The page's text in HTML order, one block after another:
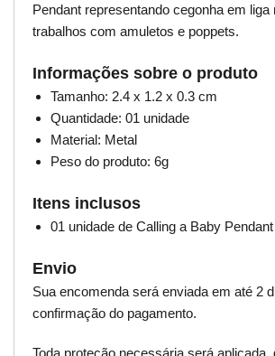
Pendant representando cegonha em liga
trabalhos com amuletos e poppets.
Informações sobre o produto
Tamanho: 2.4 x 1.2 x 0.3 cm
Quantidade: 01 unidade
Material: Metal
Peso do produto: 6g
Itens inclusos
01 unidade de Calling a Baby Pendant
Envio
Sua encomenda será enviada em até 2
confirmação do pagamento.
Toda proteção necessária será aplicada,